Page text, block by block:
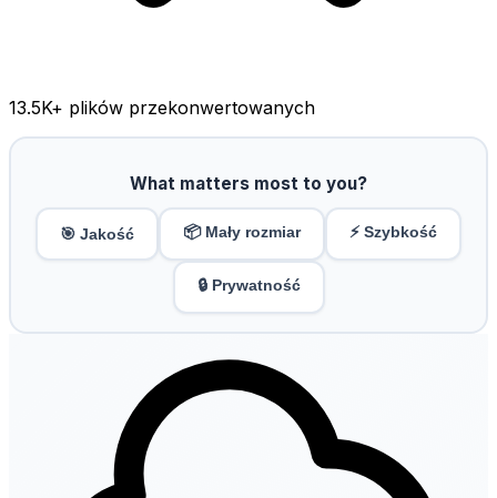
13.5K+ plików przekonwertowanych
What matters most to you?
🎯 Jakość 📦 Mały rozmiar ⚡ Szybkość
🔒 Prywatność